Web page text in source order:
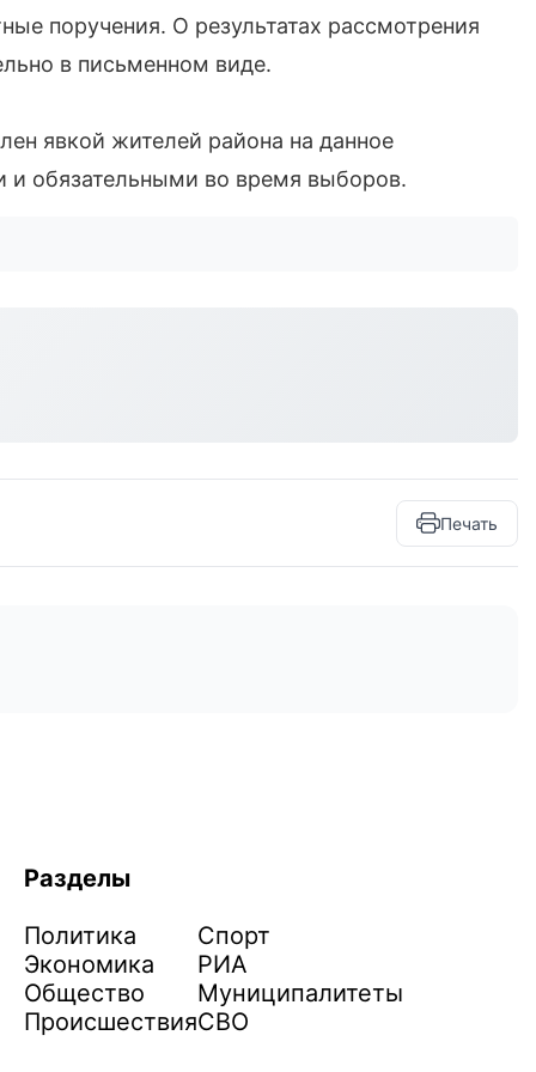
поручения. О результатах рассмотрения
в письменном виде.
явкой жителей района на данное
и обязательными во время выборов.
Печать
Разделы
Политика
Экономика
Общество
Происшествия
Спорт
РИА
Муниципалитеты
СВО